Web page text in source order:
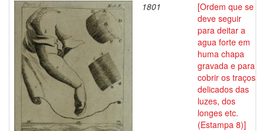
1801
[Ordem que se
deve seguir
para deitar a
agua forte em
huma chapa
gravada e para
cobrir os traços
delicados das
luzes, dos
longes etc.
(Estampa 8)]